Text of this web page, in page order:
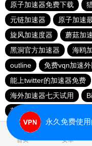
原子加速器免费下载
元链加速器
原子加速
旋风加速度器
蘑菇加
黑洞官方加速器
海鸥
outline
免费vqn加速外
能上twitter的加速器免费
海外加速器七天试用
落地机
首页 安卓
永久免费使